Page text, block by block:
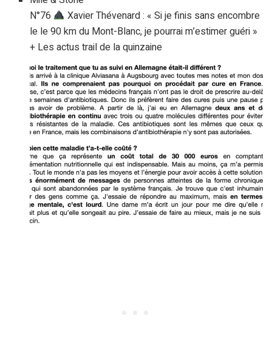
N°76
Xavier Thévenard : « Si je finis sans encombre
le le 90 km du Mont-Blanc, je pourrai m’estimer guéri »
+ Les actus trail de la quinzaine